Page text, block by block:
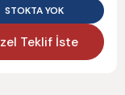
STOKTA YOK
Teklif İste